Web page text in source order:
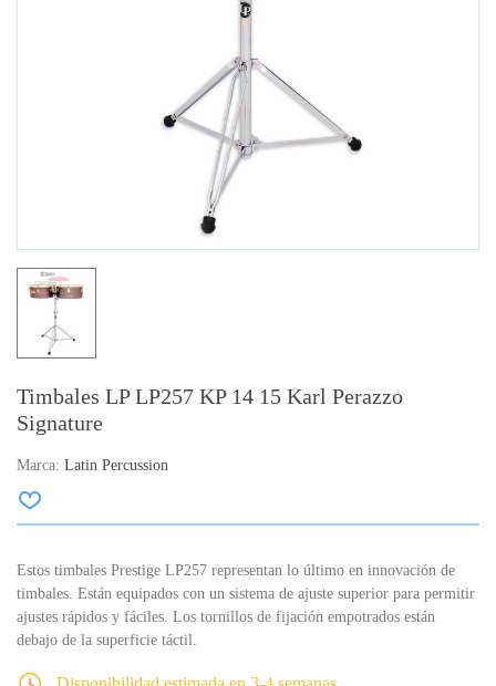
Timbales LP LP257 KP 14 15 Karl Perazzo
Signature
Marca: Latin Percussion
Estos timbales Prestige LP257 representan lo último en innovación de
timbales. Están equipados con un sistema de ajuste superior para permitir
ajustes rápidos y fáciles. Los tornillos de fijación empotrados están
debajo de la superficie táctil.